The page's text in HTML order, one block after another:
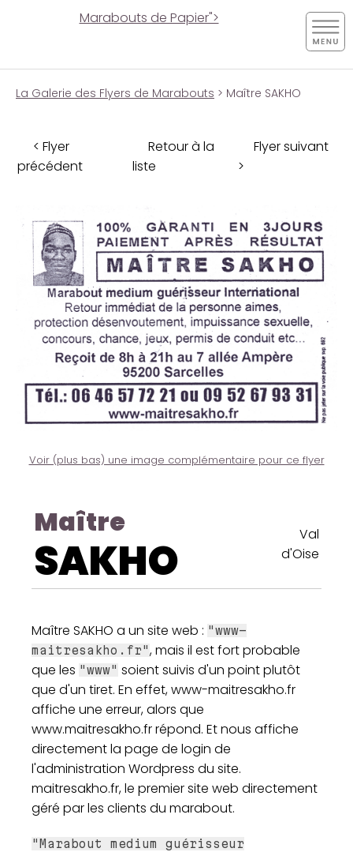
Marabouts de Papier">
La Galerie des Flyers de Marabouts > Maître SAKHO
< Flyer
précédent
Retour à la
liste
Flyer suivant
>
Voir (plus bas) une image complémentaire pour ce flyer
Maître
SAKHO
Val
d'Oise
Maître SAKHO a un site web : "www-
maitresakho.fr", mais il est fort probable
que les "www" soient suivis d'un point plutôt
que d'un tiret. En effet, www-maitresakho.fr
affiche une erreur, alors que
www.maitresakho.fr répond. Et nous affiche
directement la page de login de
l'administration Wordpress du site.
maitresakho.fr, le premier site web directement
géré par les clients du marabout.
"Marabout medium guérisseur